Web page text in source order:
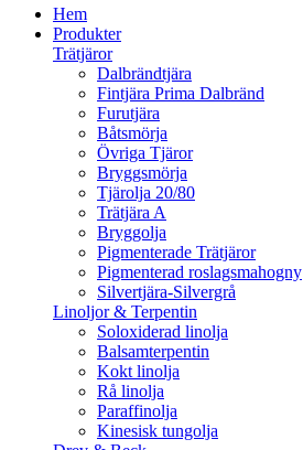
Hem
Produkter
Trätjäror
Dalbrändtjära
Fintjära Prima Dalbränd
Furutjära
Båtsmörja
Övriga Tjäror
Bryggsmörja
Tjärolja 20/80
Trätjära A
Bryggolja
Pigmenterade Trätjäror
Pigmenterad roslagsmahogny
Silvertjära-Silvergrå
Linoljor & Terpentin
Soloxiderad linolja
Balsamterpentin
Kokt linolja
Rå linolja
Paraffinolja
Kinesisk tungolja